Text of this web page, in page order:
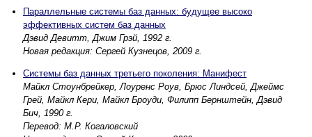
Параллельные системы баз данных: будущее высоко
эффективных систем баз данных
Дэвид Девитт, Джим Грэй, 1992 г.
Новая редакция: Сергей Кузнецов, 2009 г.
Системы баз данных третьего поколения: Манифест
Майкл Стоунбрейкер, Лоуренс Роув, Брюс Линдсей, Джеймс
Грей, Майкл Кери, Майкл Броуди, Филипп Бернштейн, Дэвид
Бич, 1990 г.
Перевод: М.Р. Когаловский